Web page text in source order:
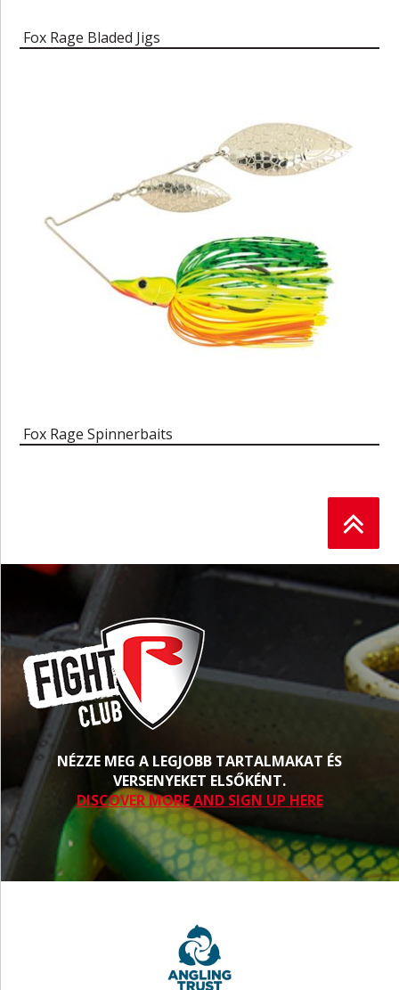
Fox Rage Bladed Jigs
Fox Rage Spinnerbaits
NÉZZE MEG A LEGJOBB TARTALMAKAT ÉS
VERSENYEKET ELSŐKÉNT.
DISCOVER MORE AND SIGN UP HERE